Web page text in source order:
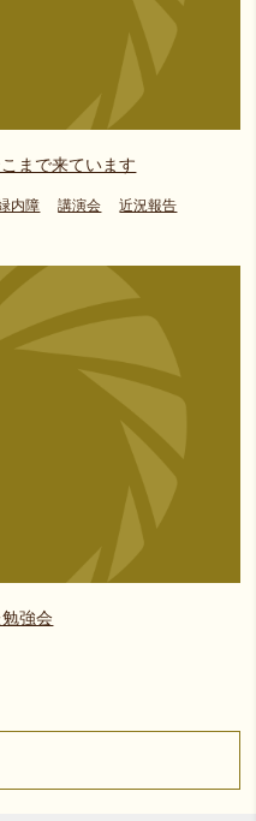
まで来ています
内障 講演会 近況報告
勉強会